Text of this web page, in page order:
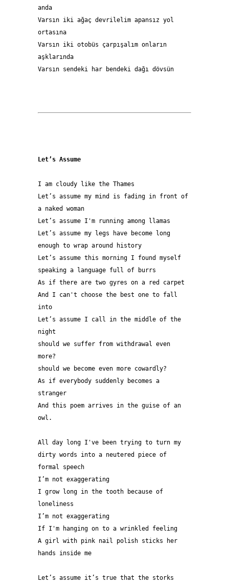
anda
Varsın iki ağaç devrilelim apansız yol
ortasına
Varsın iki otobüs çarpışalım onların
aşklarında
Varsın sendeki har bendeki dağı dövsün
Let’s Assume
I am cloudy like the Thames
Let’s assume my mind is fading in front of
a naked woman
Let’s assume I'm running among llamas
Let’s assume my legs have become long
enough to wrap around history
Let’s assume this morning I found myself
speaking a language full of burrs
As if there are two gyres on a red carpet
And I can't choose the best one to fall
into
Let’s assume I call in the middle of the
night
should we suffer from withdrawal even
more?
should we become even more cowardly?
As if everybody suddenly becomes a
stranger
And this poem arrives in the guise of an
owl.
All day long I've been trying to turn my
dirty words into a neutered piece of
formal speech
I’m not exaggerating
I grow long in the tooth because of
loneliness
I’m not exaggerating
If I'm hanging on to a wrinkled feeling
A girl with pink nail polish sticks her
hands inside me
Let’s assume it’s true that the storks